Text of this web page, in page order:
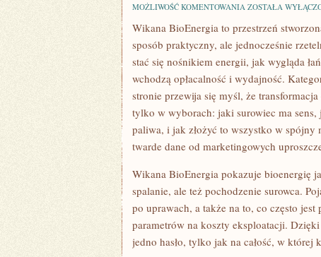
MOŻLIWOŚĆ KOMENTOWANIA ELEKTROWNIE
ZOSTAŁA
Wikana BioEnergia to przestrzeń
sposób praktyczny, ale jednocześnie
stać się nośnikiem energii, jak wygląda
wchodzą opłacalność i wydajność.
stronie przewija się myśl, że
tylko w wyborach: jaki surowiec ma
paliwa, i jak złożyć to wszystko w spójny
twarde dane od marketingowych
Wikana BioEnergia pokazuje bioenergię
spalanie, ale też pochodzenie surowca.
po uprawach, a także na to, co często
parametrów na koszty eksploatacji.
jedno hasło, tylko jak na całość, w której